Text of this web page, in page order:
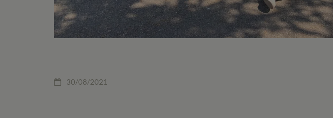
30/08/2021